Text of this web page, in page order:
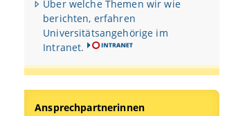
Über welche Themen wir wie
berichten, erfahren
Universitätsangehörige im
Intranet.
Ansprechpartnerinnen